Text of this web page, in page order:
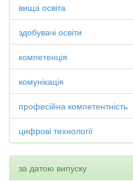
вища освіта
здобувачі освіти
компетенція
комунікація
професійна компетентність
цифрові технології
за датою випуску